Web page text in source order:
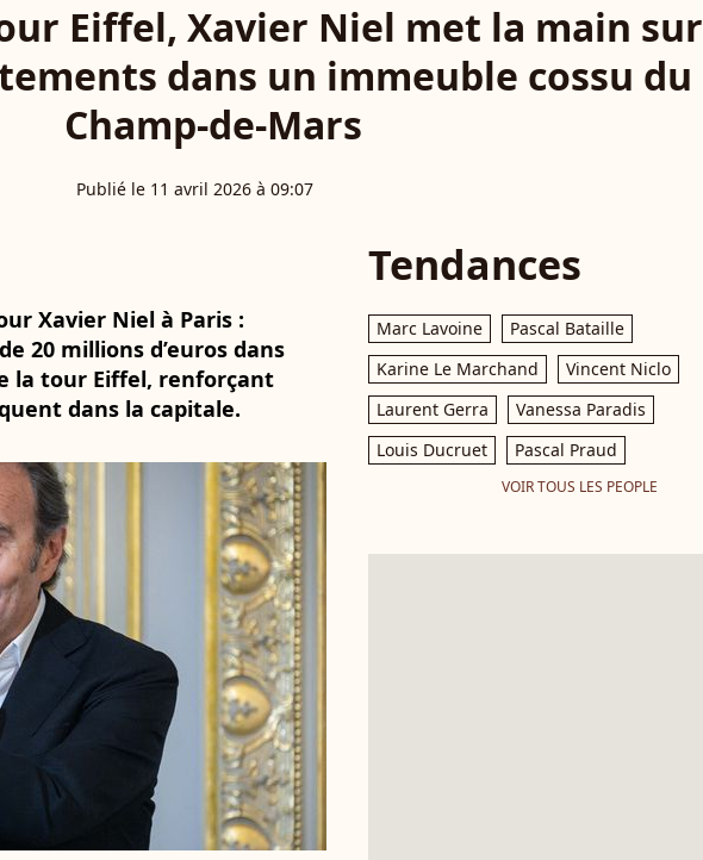
Eiffel, Xavier Niel met la main sur
dans un immeuble cossu du
Champ-de-Mars
Publié le 11 avril 2026 à 09:07
Xavier Niel à Paris :
20 millions d’euros dans
la tour Eiffel, renforçant
dans la capitale.
Tendances
Marc Lavoine
Pascal Bataille
Karine Le Marchand
Vincent Niclo
Laurent Gerra
Vanessa Paradis
Louis Ducruet
Pascal Praud
VOIR TOUS LES PEOPLE